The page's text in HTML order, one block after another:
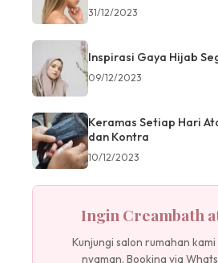
31/12/2023
Inspirasi Gaya Hijab
09/12/2023
Keramas Setiap Hari
dan Kontra
10/12/2023
Ingin Creambath
Kunjungi salon rumahan
nyaman. Booking via